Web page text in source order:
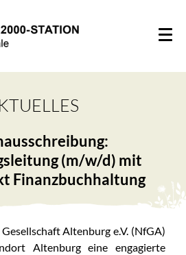
(m/w/d) mit
Finanzbuchhaltung
Altenburg e.V. (NfGA)
Altenburg eine engagierte